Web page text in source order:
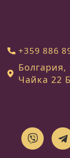
+359 886
Чайка 22